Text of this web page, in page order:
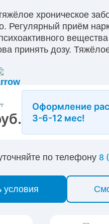
хроническое
Регулярный приём
принять дозу.
от помощи. В
лечение наркомании,
лечения, мы
Оформление
3-6-12 мес!
по телефону 8
условия